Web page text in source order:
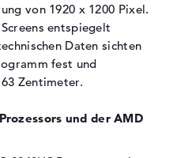
IPS
45% NTSC
by Poly Studio
von 1920 x 1200 Pixel.
entspiegelt
Daten sichten
fest und
Zentimeter.
und der AMD